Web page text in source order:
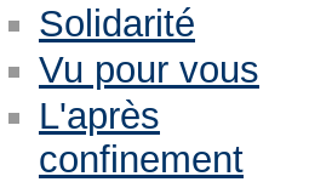
Solidarité
Vu pour vous
L'après
confinement